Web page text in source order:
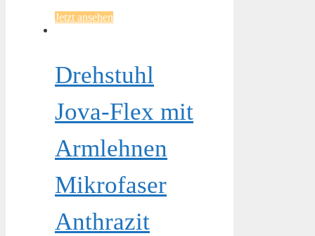
Jetzt ansehen
Drehstuhl
Jova-Flex mit
Armlehnen
Mikrofaser
Anthrazit